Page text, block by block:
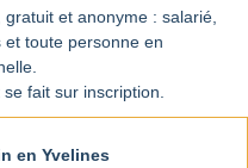
et anonyme : salarié,
toute personne en
fait sur inscription.
en Yvelines